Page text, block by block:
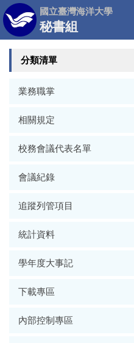
跳
到
主
要
國立臺灣海洋大學
秘書組
分類清單
業務職掌
相關規定
校務會議代表名單
會議紀錄
追蹤列管項目
統計資料
學年度大事記
下載專區
內部控制專區